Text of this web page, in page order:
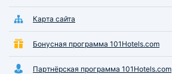
Карта сайта
Бонусная программа 101Hotels.com
Партнёрская программа 101Hotels.com